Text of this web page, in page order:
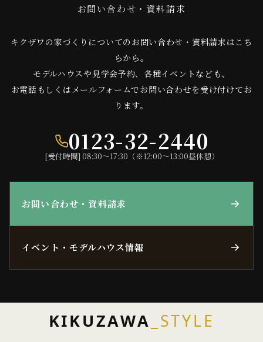
お問い合わせ・資料請求
キクザワの家づくりについてのお問い合わせ・資料請求はこち
らから。
モデルハウスや見学会予約、各種イベントなども、
お電話もしくはメールフォームでお問い合わせを受け付けてお
ります。
0123-32-2440
[受付時間] 08:30〜17:30（※12:00〜13:00昼休憩）
お問い合わせ・資料請求
イベント・モデルハウス情報
KIKUZAWA _STYLE